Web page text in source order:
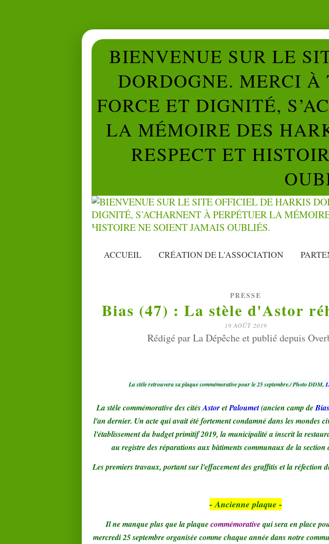
BIENVENUE SUR LE
DORDOGNE. MERCI
FORCE ET DIGNITÉ,
LA MÉMOIRE DES
RESPECT ET
ACCUEIL CRÉATION DE L'ASSOCIATION
PRESSE
Bias (47) : La stèle d'Astor
19 AOÛT 2019
Rédigé par La Dépêche et publié depuis
La stèle retrouvera sa plaque commémorative pour le 25 septembre./ Photo DDM,
La stèle commémorative des citésAstoretPaloumet(ancien camp deBias
l'an dernier. Un acte qui avait été fortement condamné dans les mondes
l'établissement du budget primitif 2019, la municipalité a inscrit la
au registre des réparations aux bâtiments communaux de la section
Les premiers travaux, portant sur l'effacement des graffitis et la réfection
- Ancienne plaque -
Il ne manque plus que la plaquecommémorativequi sera en place
mercredi 25 septembreorganisée comme chaque année dans notre